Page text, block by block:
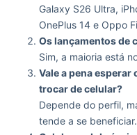
Galaxy S26 Ultra,
OnePlus 14 e Oppo
Os lançamentos de
Sim, a maioria está
Vale a pena
trocar de celular?
Depende do perfil,
tende a se beneficiar.